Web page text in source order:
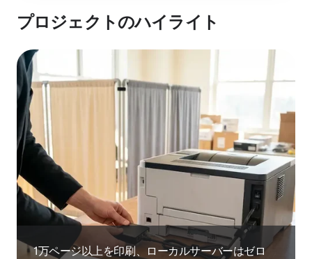
プロジェクトのハイライト
1万ページ以上を印刷、ローカルサーバーはゼロ